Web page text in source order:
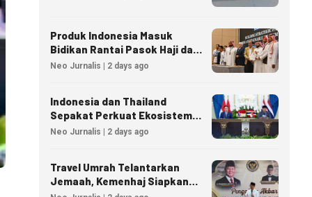
Produk Indonesia Masuk
Bidikan Rantai Pasok Haji dan
Umrah Arab Saudi
Neo Jurnalis | 2 days ago
Indonesia dan Thailand
Sepakat Perkuat Ekosistem
Industri Halal
Neo Jurnalis | 2 days ago
Travel Umrah Telantarkan
Jemaah, Kemenhaj Siapkan